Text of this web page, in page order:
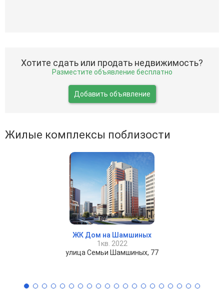
Хотите сдать или продать недвижимость?
Разместите объявление бесплатно
Добавить объявление
Жилые комплексы поблизости
ЖК Дом на Шамшиных
1кв. 2022
улица Семьи Шамшиных, 77